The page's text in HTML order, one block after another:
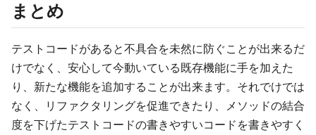
まとめ
テストコードがあると不具合を未然に防ぐことが出来るだ
けでなく、安心して今動いている既存機能に手を加えた
り、新たな機能を追加することが出来ます。それでけでは
なく、リファクタリングを促進できたり、メソッドの結合
度を下げたテストコードの書きやすいコードを書きやすく